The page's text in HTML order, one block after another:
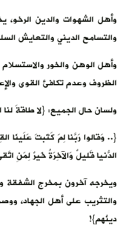
وأهل الشهوات والدين
والتسامح الديني والتعايش
وأهل الوهن والخور
الظروف وعدم تكافئ القوى
ولسان حال الجميع: {لا طاقةَ
{.. وَقالوا رَبَّنا لِمَ كَتَبتَ عَلَينَا
الدُّنيا قَليلٌ وَالآخِرَةُ خَيرٌ لِمَنِ
ويخرجه آخرون بمخرج الشفقة
والتثريب على أهل الجهاد،
دينُهم}!